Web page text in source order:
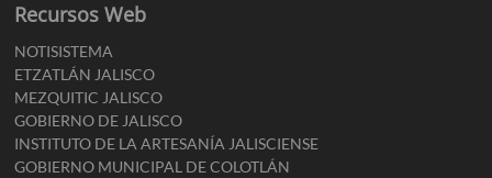
Recursos Web
NOTISISTEMA
ETZATLÁN JALISCO
MEZQUITIC JALISCO
GOBIERNO DE JALISCO
INSTITUTO DE LA ARTESANÍA JALISCIENSE
GOBIERNO MUNICIPAL DE COLOTLÁN